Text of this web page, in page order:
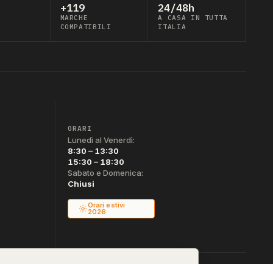
+119
MARCHE
COMPATIBILI
24/48h
A CASA IN TUTTA
ITALIA
ORARI
Lunedì al Venerdì:
8:30 – 13:30
15:30 – 18:30
Sabato e Domenica:
Chiusi
Orari estivi
2026